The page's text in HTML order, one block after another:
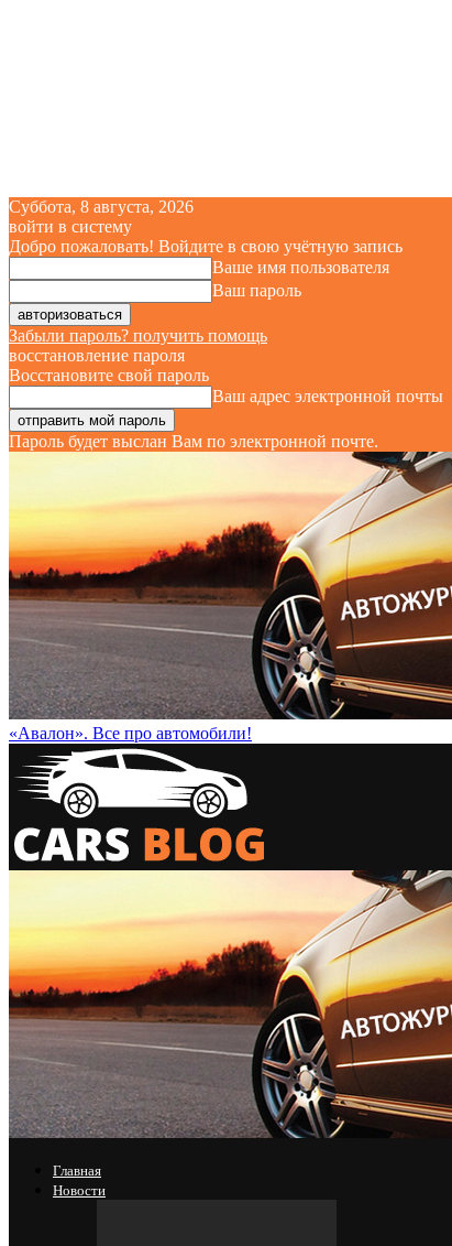
Суббота, 8 августа, 2026
войти в систему
Добро пожаловать! Войдите в свою учётную запись
Ваше имя пользователя
Ваш пароль
Забыли пароль? получить помощь
восстановление пароля
Восстановите свой пароль
Ваш адрес электронной почты
Пароль будет выслан Вам по электронной почте.
«Авалон». Все про автомобили!
Главная
Новости